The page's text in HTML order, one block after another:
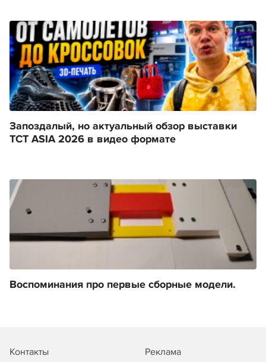
Запоздалый, но актуальный обзор выставки
TCT ASIA 2026 в видео формате
Воспоминания про первые сборные модели.
Контакты Реклама